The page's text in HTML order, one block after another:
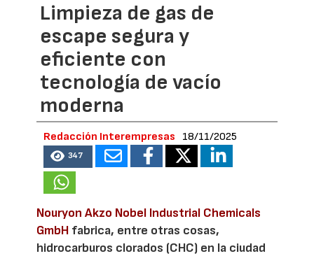
Limpieza de gas de
escape segura y
eficiente con
tecnología de vacío
moderna
Redacción Interempresas 18/11/2025
347
Nouryon Akzo Nobel Industrial Chemicals
GmbH fabrica, entre otras cosas,
hidrocarburos clorados (CHC) en la ciudad